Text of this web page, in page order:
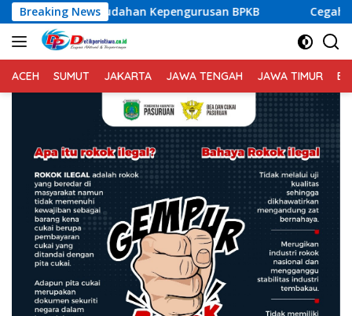
Langsung
ke
konten
Breaking News
BPKB Cegah Lakalantas, Personil
ACEH SUMUT JAKARTA JAWA TENGAH JAWA TIMUR